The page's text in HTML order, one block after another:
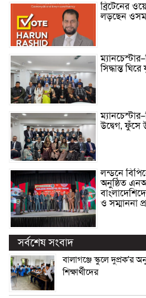
ব্রিটেনের
লড়ছেন
সিদ্ধান্ত
উদ্বেগ, ফুঁসে
লন্ডনে
অনুষ্ঠিত
ও সম্মাননা
সর্বশেষ সংবাদ
বালাগঞ্জে স্কুলে দুপ্রক’র
শিক্ষার্থীদের